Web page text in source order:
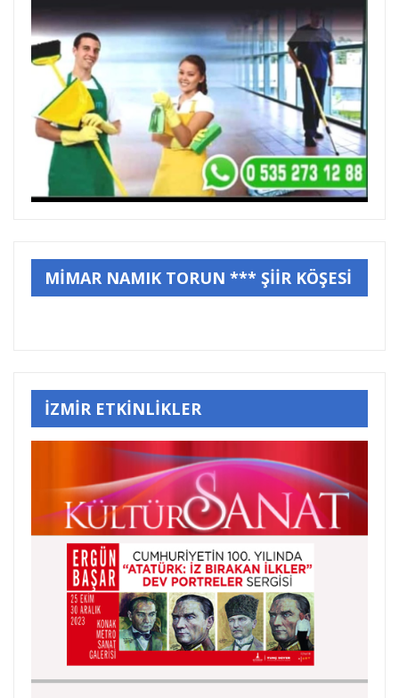
MİMAR NAMIK TORUN *** ŞİİR KÖŞESİ
İZMİR ETKİNLİKLER